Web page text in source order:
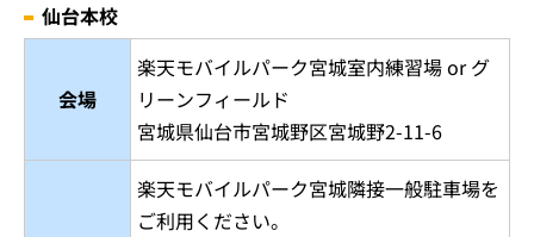
仙台本校
会場
楽天モバイルパーク宮城室内練習場 or グ
リーンフィールド
宮城県仙台市宮城野区宮城野2-11-6
楽天モバイルパーク宮城隣接一般駐車場を
ご利用ください。